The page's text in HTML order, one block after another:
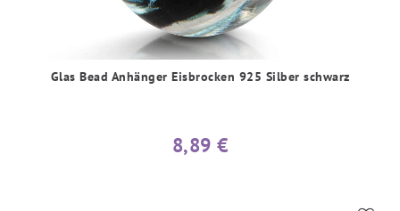
Glas Bead Anhänger Eisbrocken 925 Silber schwarz
8,89 €